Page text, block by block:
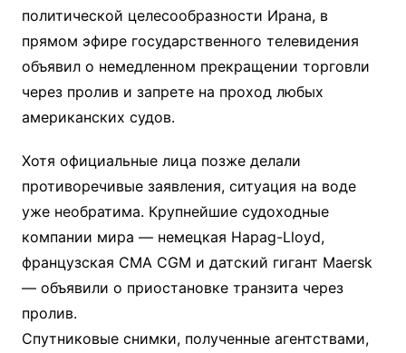
политической целесообразности Ирана, в
прямом эфире государственного телевидения
объявил о немедленном прекращении торговли
через пролив и запрете на проход любых
американских судов.
Хотя официальные лица позже делали
противоречивые заявления, ситуация на воде
уже необратима. Крупнейшие судоходные
компании мира — немецкая Hapag-Lloyd,
французская CMA CGM и датский гигант Maersk
— объявили о приостановке транзита через
пролив.
Спутниковые снимки, полученные агентствами,